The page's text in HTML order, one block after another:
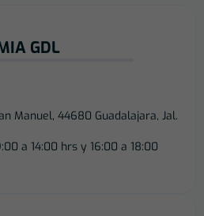
GDL
Manuel, 44680 Guadalajara, Jal.
a 14:00 hrs y 16:00 a 18:00